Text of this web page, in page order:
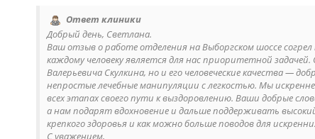
Ответ клиники
Добрый день, Светлана.
Ваш отзыв о работе отделения на Выборгском шоссе
каждому человеку является для нас приоритетной
Валерьевича Скулкина, но и его человеческие качества —
непростые лечебные манипуляции с легкостью. Мы
всех этапах своего пути к выздоровлению. Ваши добрые
а нам подарят вдохновение и дальше поддерживать
крепкого здоровья и как можно больше поводов для
С уважением,